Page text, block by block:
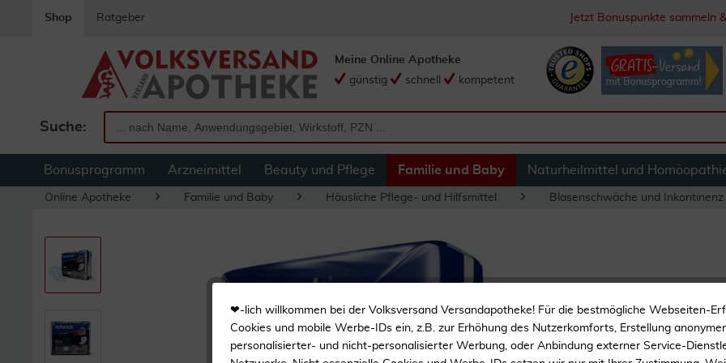
Shop Ratgeber Jetzt Bonuspunkte sammeln
Suche:
Meine Online Apotheke
günstig
schnell kompetent
Bonusprogramm Arzneimittel Beauty und Pflege Familie und Baby Naturheilmittel und
Online Apotheke Familie und Baby Häusliche Pflege- und Hilfsmittel Blasenschwäche und Inkontinenz
Anatomisch geformt
Latexfrei
❤-lich willkommen bei der Volksversand Versandapotheke! Für die bestmögliche Webseiten-
Cookies und mobile Werbe-IDs ein, z.B. zur Erhöhung des Nutzerkomforts, Erstellung
personalisierter- und nicht-personalisierter Werbung, oder Anbindung externer Service-